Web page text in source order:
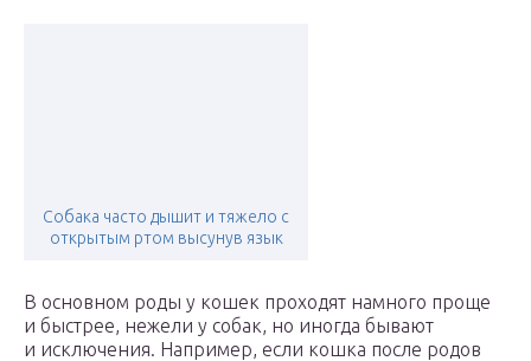
Собака часто дышит и тяжело с
открытым ртом высунув язык
В основном роды у кошек проходят намного проще
и быстрее, нежели у собак, но иногда бывают
и исключения. Например, если кошка после родов